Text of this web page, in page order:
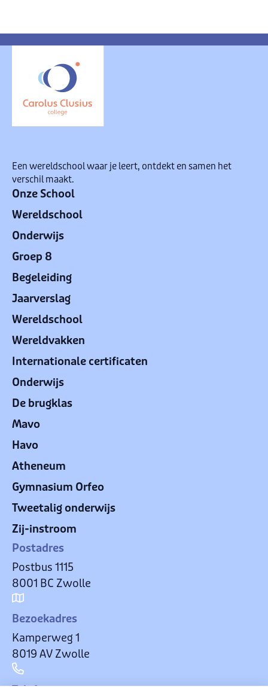
Een wereldschool waar je leert, ontdekt en samen het
verschil maakt.
Onze School
Wereldschool
Onderwijs
Groep 8
Begeleiding
Jaarverslag
Wereldschool
Wereldvakken
Internationale certificaten
Onderwijs
De brugklas
Mavo
Havo
Atheneum
Gymnasium Orfeo
Tweetalig onderwijs
Zij-instroom
Postadres
Postbus 1115
8001 BC Zwolle
Bezoekadres
Kamperweg 1
8019 AV Zwolle